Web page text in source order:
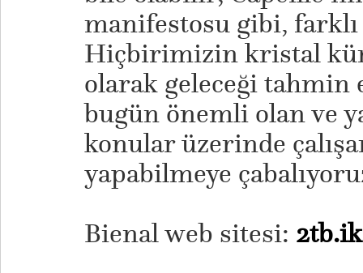
manifestosu gibi,
Hiçbirimizin kristal
olarak geleceği
bugün önemli olan ve
konular üzerinde
yapabilmeye
Bienal web sitesi: